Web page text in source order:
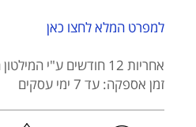
למפרט המלא לחצו כאן
אחריות 12 חודשים
ע"י
זמן אספקה: עד 7 ימי עסקים